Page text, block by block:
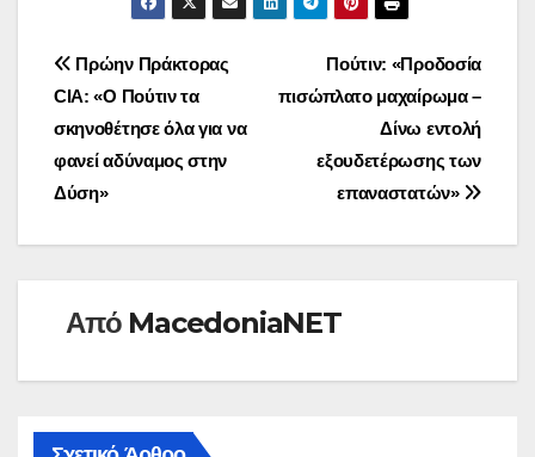
Πλοήγηση
άρθρων
Πούτιν: «Προδοσία
πισώπλατο μαχαίρωμα –
Δίνω εντολή
εξουδετέρωσης των
επαναστατών»
Πρώην Πράκτορας
CIA: «Ο Πούτιν τα
σκηνοθέτησε όλα για να
φανεί αδύναμος στην
Δύση»
Από MacedoniaNET